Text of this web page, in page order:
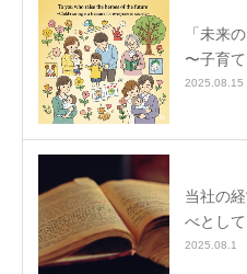
「未来
〜子育
2025.08.15
当社の
べとして
2025.08.1